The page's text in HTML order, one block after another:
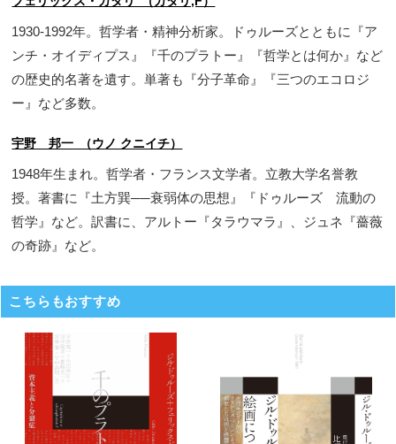
1930-1992年。哲学者・精神分析家。ドゥルーズとともに『ア
ンチ・オイディプス』『千のプラトー』『哲学とは何か』など
の歴史的名著を遺す。単著も『分子革命』『三つのエコロジ
ー』など多数。
宇野 邦一 （ウノ クニイチ）
1948年生まれ。哲学者・フランス文学者。立教大学名誉教
授。著書に『土方巽──衰弱体の思想』『ドゥルーズ 流動の
哲学』など。訳書に、アルトー『タラウマラ』、ジュネ『薔薇
の奇跡』など。
こちらもおすすめ